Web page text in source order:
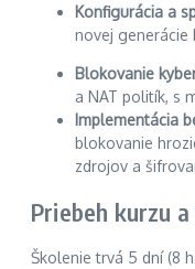
Konfigurácia a
novej
Blokovanie
a NAT politík, s
Implementácia
blokovanie
zdrojov a
Priebeh kurzu
Školenie trvá 5 dní (8